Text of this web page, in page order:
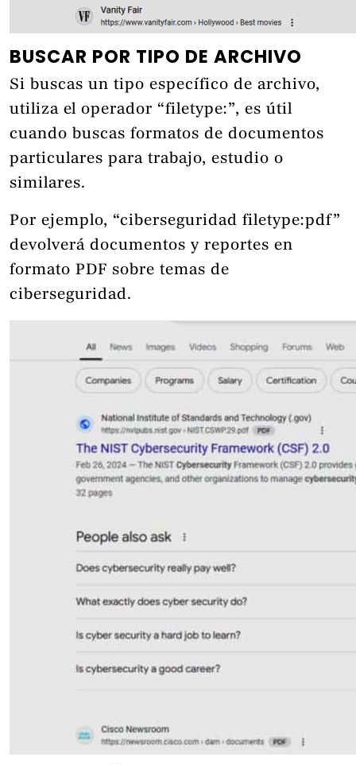
BUSCAR POR TIPO DE ARCHIVO
Si buscas un tipo específico de archivo,
utiliza el operador “filetype:”, es útil
cuando buscas formatos de documentos
particulares para trabajo, estudio o
similares.
Por ejemplo, “ciberseguridad filetype:pdf”
devolverá documentos y reportes en
formato PDF sobre temas de
ciberseguridad.